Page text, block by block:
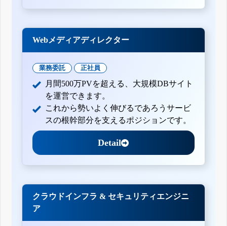
Webメディアディレクター
業務委託 正社員
月間500万PVを超える、大規模DBサイト
を運営できます。
これから勢いよく伸びるであろうサービ
スの根幹部分を支えるポジションです。
Detail
クラウドインフラ & セキュリティエンジニ
ア